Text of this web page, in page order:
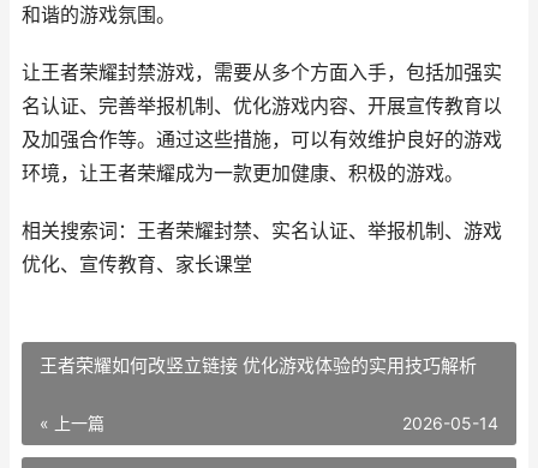
和谐的游戏氛围。
让王者荣耀封禁游戏，需要从多个方面入手，包括加强实
名认证、完善举报机制、优化游戏内容、开展宣传教育以
及加强合作等。通过这些措施，可以有效维护良好的游戏
环境，让王者荣耀成为一款更加健康、积极的游戏。
相关搜索词：王者荣耀封禁、实名认证、举报机制、游戏
优化、宣传教育、家长课堂
王者荣耀如何改竖立链接 优化游戏体验的实用技巧解析
« 上一篇 2026-05-14